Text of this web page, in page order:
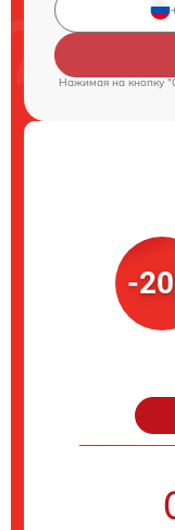
Нажимая на кнопку
-